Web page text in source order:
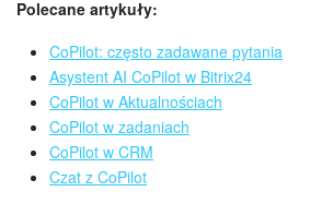
Polecane artykuły:
CoPilot: często zadawane pytania
Asystent AI CoPilot w Bitrix24
CoPilot w Aktualnościach
CoPilot w zadaniach
CoPilot w CRM
Czat z CoPilot